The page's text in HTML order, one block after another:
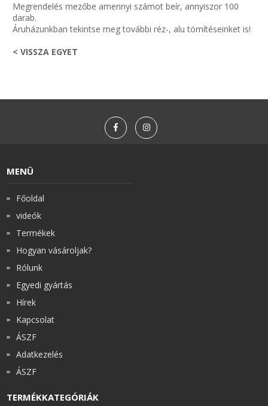
Megrendelés mezőbe amennyi számot beír, annyiszor 100
darab.
Áruházunkban tekintse meg további réz-, alu tömítéseinket is!
< VISSZA EGYET
MENÜ
Főoldal
videók
Termékek
Hogyan vásároljak?
Rólunk
Egyedi gyártás
Hírek
Kapcsolat
ÁSZF
Adatkezelés
ÁSZF
TERMÉKKATEGÓRIÁK